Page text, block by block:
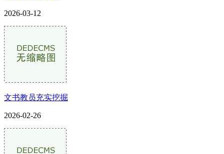
2026-03-12
文书教员充实挖掘
2026-02-26